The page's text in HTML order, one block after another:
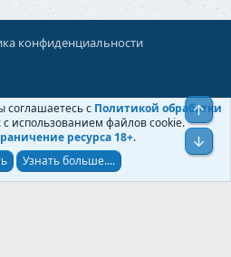
конфиденциальности
«Ностальгист»
, 2025-2026
соглашаетесь с Политикой обработки
с использованием файлов cookie.
ресурса 18+.
Узнать больше....
Верх